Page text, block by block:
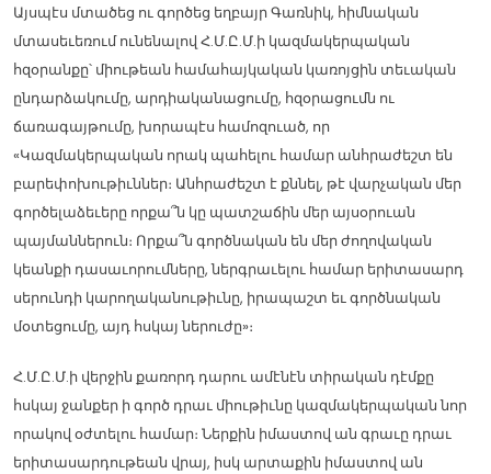
Այսպէս մտածեց ու գործեց եղբայր Գառնիկ, հիմնական
մտասեւեռում ունենալով Հ.Մ.Ը.Մ.ի կազմակերպական
հզօրանքը՝ միութեան համահայկական կառոյցին տեւական
ընդարձակումը, արդիականացումը, հզօրացումն ու
ճառագայթումը, խորապէս համոզուած, որ
«Կազմակերպական որակ պահելու համար անհրաժեշտ են
բարեփոխութիւններ։ Անհրաժեշտ է քննել, թէ վարչական մեր
գործելաձեւերը որքա՞ն կը պատշաճին մեր այսօրուան
պայմաններուն։ Որքա՞ն գործնական են մեր ժողովական
կեանքի դասաւորումները, ներգրաւելու համար երիտասարդ
սերունդի կարողականութիւնը, իրապաշտ եւ գործնական
մօտեցումը, այդ հսկայ ներուժը»։
Հ.Մ.Ը.Մ.ի վերջին քառորդ դարու ամէնէն տիրական դէմքը
հսկայ ջանքեր ի գործ դրաւ միութիւնը կազմակերպական նոր
որակով օժտելու համար։ Ներքին իմաստով ան գրաւը դրաւ
երիտասարդութեան վրայ, իսկ արտաքին իմաստով ան